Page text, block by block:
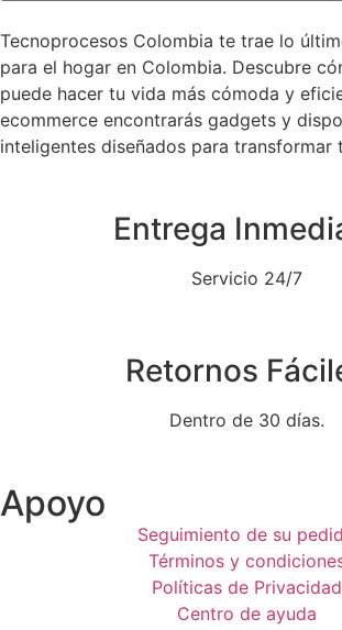
Tecnoprocesos Colombia te trae lo
para el hogar en Colombia. Descubre
puede hacer tu vida más cómoda y
ecommerce encontrarás gadgets y
inteligentes diseñados para transformar
Entrega
Servicio 24/7
Retornos
Dentro de 30 días.
Apoyo
Seguimiento de su
Términos y
Políticas de Privacidad
Centro de ayuda